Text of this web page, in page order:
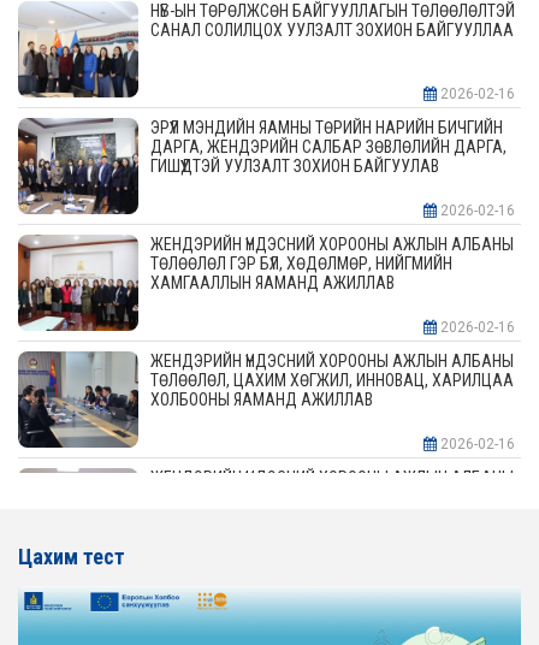
НҮБ-ЫН ТӨРӨЛЖСӨН БАЙГУУЛЛАГЫН ТӨЛӨӨЛӨЛТЭЙ
САНАЛ СОЛИЛЦОХ УУЛЗАЛТ ЗОХИОН БАЙГУУЛЛАА
2026-02-16
ЭРҮҮЛ МЭНДИЙН ЯАМНЫ ТӨРИЙН НАРИЙН БИЧГИЙН
ДАРГА, ЖЕНДЭРИЙН САЛБАР ЗӨВЛӨЛИЙН ДАРГА,
ГИШҮҮДТЭЙ УУЛЗАЛТ ЗОХИОН БАЙГУУЛАВ
2026-02-16
ЖЕНДЭРИЙН ҮНДЭСНИЙ ХОРООНЫ АЖЛЫН АЛБАНЫ
ТӨЛӨӨЛӨЛ ГЭР БҮЛ, ХӨДӨЛМӨР, НИЙГМИЙН
ХАМГААЛЛЫН ЯАМАНД АЖИЛЛАВ
2026-02-16
ЖЕНДЭРИЙН ҮНДЭСНИЙ ХОРООНЫ АЖЛЫН АЛБАНЫ
ТӨЛӨӨЛӨЛ, ЦАХИМ ХӨГЖИЛ, ИННОВАЦ, ХАРИЛЦАА
ХОЛБООНЫ ЯАМАНД АЖИЛЛАВ
2026-02-16
ЖЕНДЭРИЙН ҮНДЭСНИЙ ХОРООНЫ АЖЛЫН АЛБАНЫ
ЖЕНДЭРИЙН ҮНДЭСНИЙ ХОРООНЫ АЖЛЫН АЛБАНЫ
ТӨЛӨӨЛӨЛ ХОТ БАЙГУУЛАЛТ, БАРИЛГА, ОРОН
СУУЦЖУУЛАЛТЫН ЯАМАНД АЖИЛЛАВ
Цахим тест